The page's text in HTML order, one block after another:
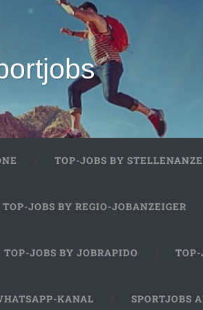
TOP-JOBS BY
TOP-JOBS BY REGIO-JOBANZEIGER
TOP-JOBS BY JOBRAPIDO TOP-
KANAL SPORTJOBS